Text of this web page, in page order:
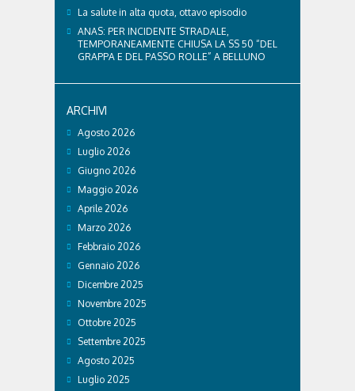
La salute in alta quota, ottavo episodio
ANAS: PER INCIDENTE STRADALE,
TEMPORANEAMENTE CHIUSA LA SS 50 “DEL
GRAPPA E DEL PASSO ROLLE” A BELLUNO
ARCHIVI
Agosto 2026
Luglio 2026
Giugno 2026
Maggio 2026
Aprile 2026
Marzo 2026
Febbraio 2026
Gennaio 2026
Dicembre 2025
Novembre 2025
Ottobre 2025
Settembre 2025
Agosto 2025
Luglio 2025